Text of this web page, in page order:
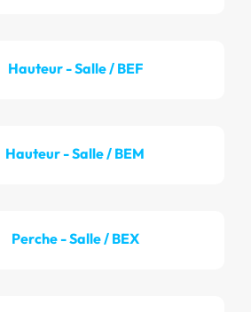
Hauteur - Salle / BEF
Hauteur - Salle / BEM
Perche - Salle / BEX